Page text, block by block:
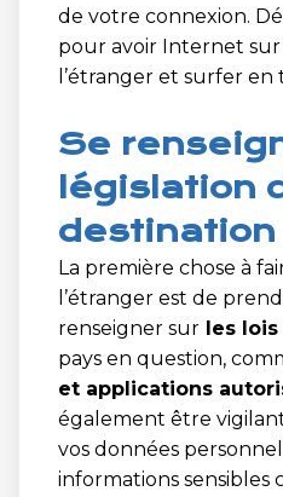
de votre connexion.
pour avoir Internet
l’étranger et surfer
Se
législation
destination
La première chose à
l’étranger est de
renseigner sur les
pays en question,
et applications
également être
vos données
informations sensibles